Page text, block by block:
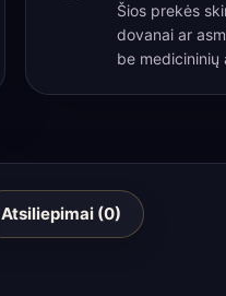
Šios prekės
dovanai ar
be medicininių
Atsiliepimai (0)